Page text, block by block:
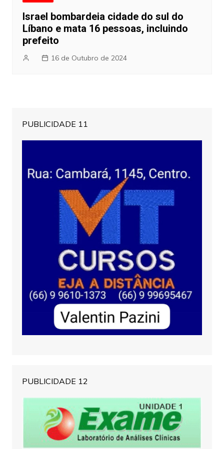
Israel bombardeia cidade do sul do
Líbano e mata 16 pessoas, incluindo
prefeito
16 de Outubro de 2024
PUBLICIDADE 11
PUBLICIDADE 12